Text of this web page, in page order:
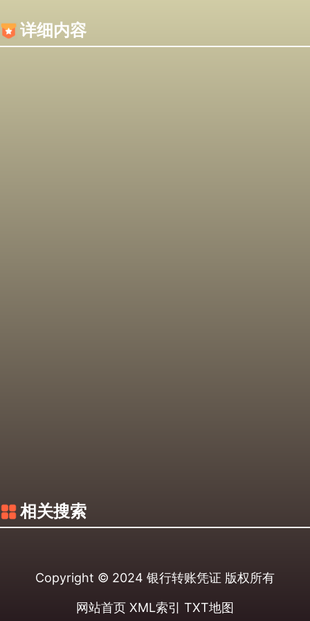
详细内容
相关搜索
Copyright © 2024 银行转账凭证 版权所有
网站首页 XML索引 TXT地图